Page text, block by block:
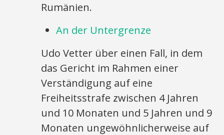
Rumänien.
An der Untergrenze
Udo Vetter über einen Fall, in dem
das Gericht im Rahmen einer
Verständigung auf eine
Freiheitsstrafe zwischen 4 Jahren
und 10 Monaten und 5 Jahren und 9
Monaten ungewöhnlicherweise auf